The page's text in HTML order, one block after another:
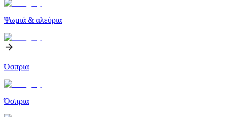
Ψωμιά & αλεύρια
Όσπρια
Όσπρια